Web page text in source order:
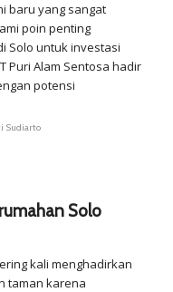
baru yang sangat
poin penting
Solo untuk investasi
Puri Alam Sentosa hadir
potensi
Sudiarto
Solo
kali menghadirkan
taman karena